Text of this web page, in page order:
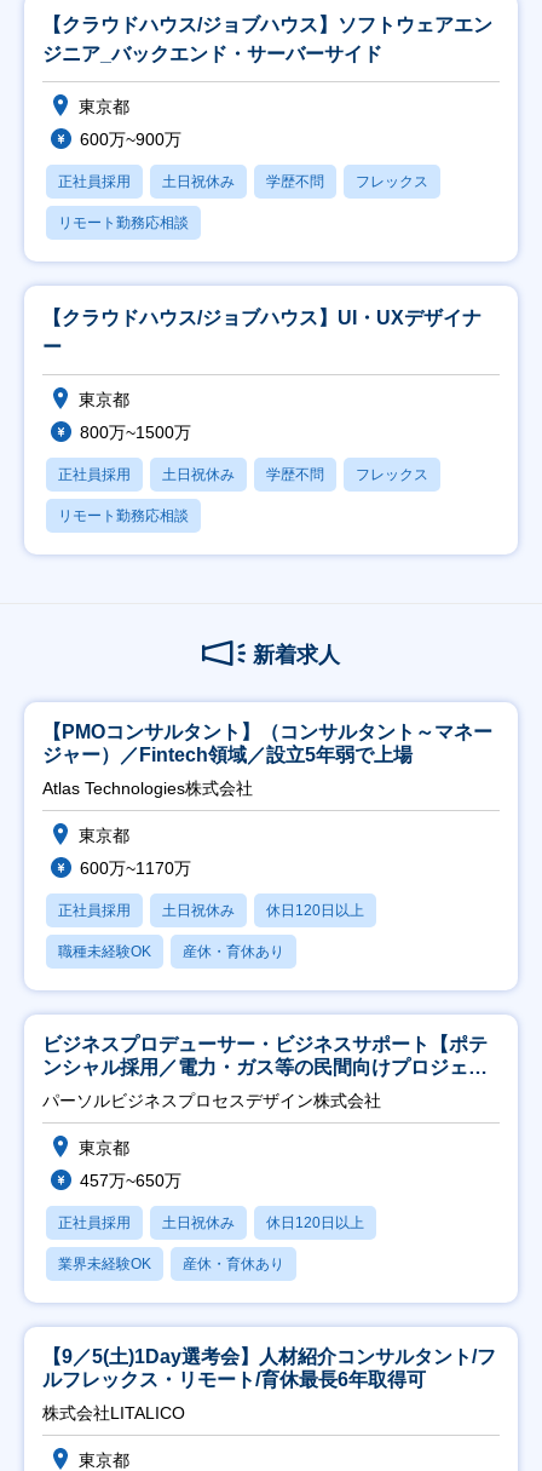
【クラウドハウス/ジョブハウス】ソフトウェアエン
ジニア_バックエンド・サーバーサイド
東京都
600万~900万
正社員採用 土日祝休み 学歴不問 フレックス
リモート勤務応相談
【クラウドハウス/ジョブハウス】UI・UXデザイナ
ー
東京都
800万~1500万
正社員採用 土日祝休み 学歴不問 フレックス
リモート勤務応相談
新着求人
【PMOコンサルタント】（コンサルタント～マネー
ジャー）／Fintech領域／設立5年弱で上場
Atlas Technologies株式会社
東京都
600万~1170万
正社員採用 土日祝休み 休日120日以上
職種未経験OK 産休・育休あり
ビジネスプロデューサー・ビジネスサポート【ポテ
ンシャル採用／電力・ガス等の民間向けプロジェク
ト推進】
パーソルビジネスプロセスデザイン株式会社
東京都
457万~650万
正社員採用 土日祝休み 休日120日以上
業界未経験OK 産休・育休あり
【9／5(土)1Day選考会】人材紹介コンサルタント/フ
ルフレックス・リモート/育休最長6年取得可
株式会社LITALICO
東京都